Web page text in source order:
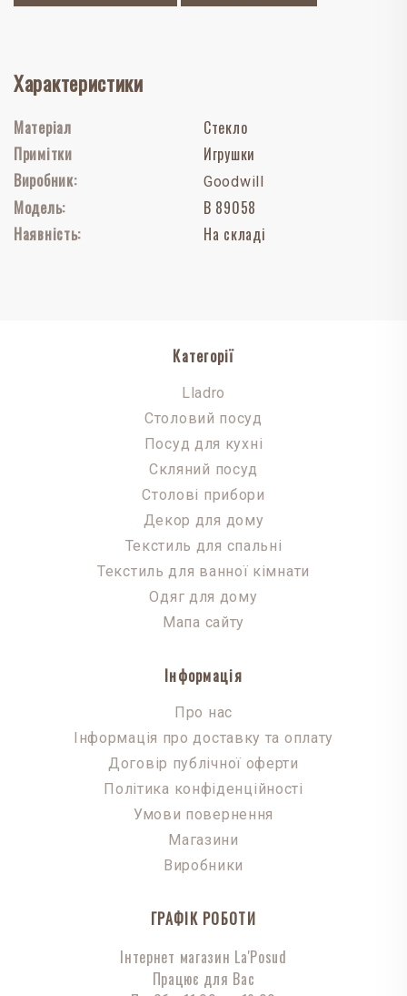
Характеристики
Матеріал
Стекло
Примітки
Игрушки
Виробник:
Goodwill
Модель:
B 89058
Наявність:
На складі
Категорії
Lladro
Столовий посуд
Посуд для кухні
Скляний посуд
Столові прибори
Декор для дому
Текстиль для спальні
Текстиль для ванної кімнати
Одяг для дому
Мапа сайту
Інформація
Про нас
Інформація про доставку та оплату
Договір публічної оферти
Політика конфіденційності
Умови повернення
Магазини
Виробники
ГРАФІК РОБОТИ
Інтернет магазин La'Posud
Працює для Вас